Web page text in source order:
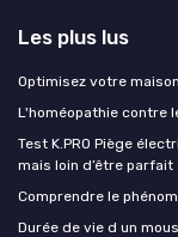
Les plus lus
Optimisez votre
L'homéopathie contre
Test K.PRO Piège
mais loin d’être parfait
Comprendre le
Durée de vie d un